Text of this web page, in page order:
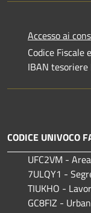
Accesso ai
Codice
IBAN
CODICE UNIVOCO
UFC2VM -
7ULQY1 -
TIUKHO -
GC8FIZ -